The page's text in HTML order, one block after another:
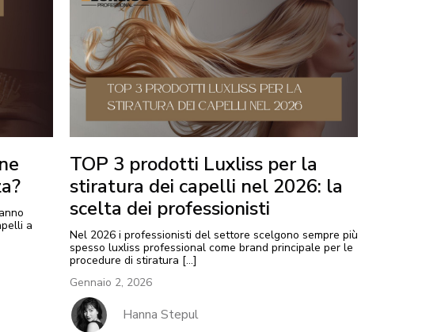
a
TOP 3 prodotti Luxliss per la
stiratura dei capelli nel 2026: la
scelta dei professionisti
Nel 2026 i professionisti del settore scelgono sempre più
spesso luxliss professional come brand principale per le
procedure di stiratura […]
Gennaio 2, 2026
Hanna Stepul